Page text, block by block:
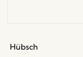
Hübsch